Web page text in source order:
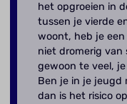
het opgroeien in
tussen je vierde
woont, heb je
niet dromerig van
gewoon te veel,
Ben je in je jeugd
dan is het risico